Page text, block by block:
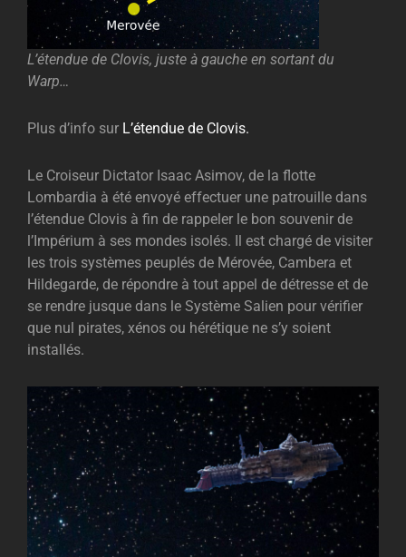
L’étendue de Clovis, juste à gauche en sortant du
Warp…
Plus d’info sur L’étendue de Clovis.
Le Croiseur Dictator Isaac Asimov, de la flotte
Lombardia à été envoyé effectuer une patrouille dans
l’étendue Clovis à fin de rappeler le bon souvenir de
l’Impérium à ses mondes isolés. Il est chargé de visiter
les trois systèmes peuplés de Mérovée, Cambera et
Hildegarde, de répondre à tout appel de détresse et de
se rendre jusque dans le Système Salien pour vérifier
que nul pirates, xénos ou hérétique ne s’y soient
installés.